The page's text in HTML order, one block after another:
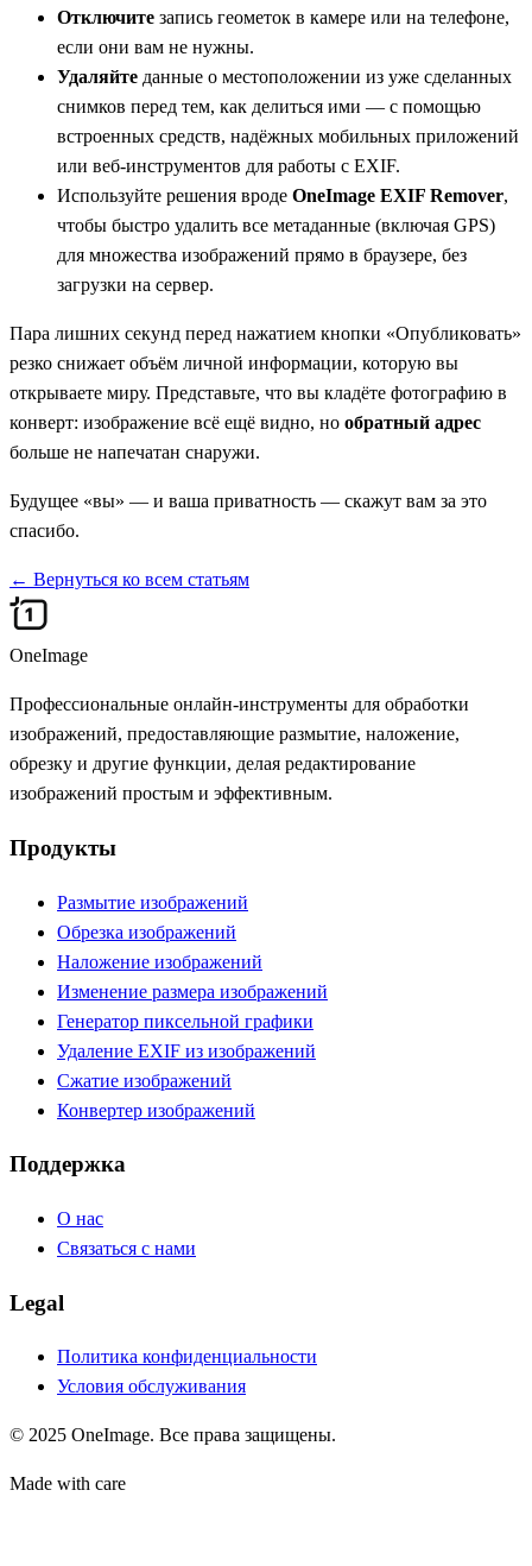
Отключите запись геометок в камере или на телефоне,
если они вам не нужны.
Удаляйте данные о местоположении из уже сделанных
снимков перед тем, как делиться ими — с помощью
встроенных средств, надёжных мобильных приложений
или веб‑инструментов для работы с EXIF.
Используйте решения вроде OneImage EXIF Remover,
чтобы быстро удалить все метаданные (включая GPS)
для множества изображений прямо в браузере, без
загрузки на сервер.
Пара лишних секунд перед нажатием кнопки «Опубликовать»
резко снижает объём личной информации, которую вы
открываете миру. Представьте, что вы кладёте фотографию в
конверт: изображение всё ещё видно, но обратный адрес
больше не напечатан снаружи.
Будущее «вы» — и ваша приватность — скажут вам за это
спасибо.
← Вернуться ко всем статьям
OneImage
Профессиональные онлайн-инструменты для обработки
изображений, предоставляющие размытие, наложение,
обрезку и другие функции, делая редактирование
изображений простым и эффективным.
Продукты
Размытие изображений
Обрезка изображений
Наложение изображений
Изменение размера изображений
Генератор пиксельной графики
Удаление EXIF из изображений
Сжатие изображений
Конвертер изображений
Поддержка
О нас
Связаться с нами
Legal
Политика конфиденциальности
Условия обслуживания
© 2025 OneImage. Все права защищены.
Made with care